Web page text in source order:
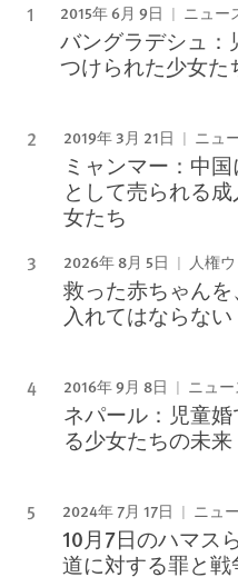
2015年 6月 9日 ニュー
バングラデシュ：
つけられた少女た
2019年 3月 21日 ニュ
ミャンマー：中国
として売られる
女たち
2026年 8月 5日 人権
救った赤ちゃん
入れてはならない
2016年 9月 8日 ニュ
ネパール：児童
る少女たちの未来
2024年 7月 17日 ニュ
10月7日のハマス
道に対する罪と戦